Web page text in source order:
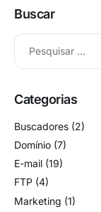
Buscar
Categorias
Buscadores (2)
Domínio (7)
E-mail (19)
FTP (4)
Marketing (1)